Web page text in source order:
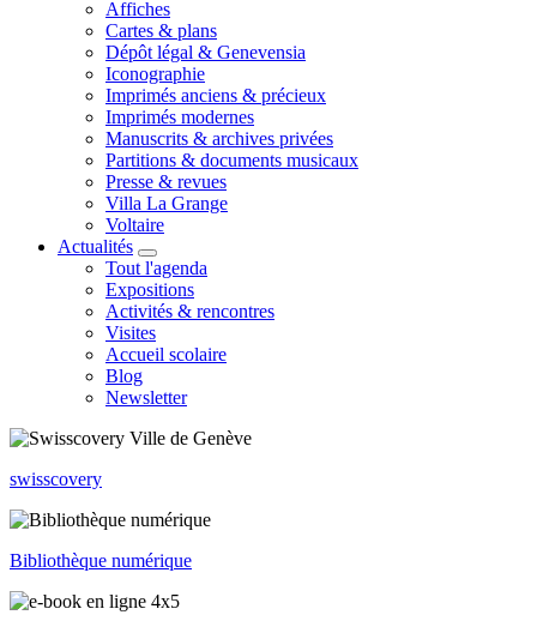
Affiches
Cartes & plans
Dépôt légal & Genevensia
Iconographie
Imprimés anciens & précieux
Imprimés modernes
Manuscrits & archives privées
Partitions & documents musicaux
Presse & revues
Villa La Grange
Voltaire
Actualités
Tout l'agenda
Expositions
Activités & rencontres
Visites
Accueil scolaire
Blog
Newsletter
swisscovery
Bibliothèque numérique